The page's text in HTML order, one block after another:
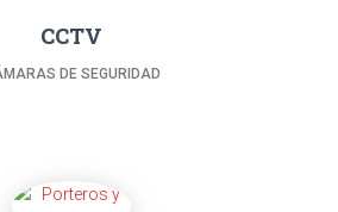
CCTV
DE SEGURIDAD